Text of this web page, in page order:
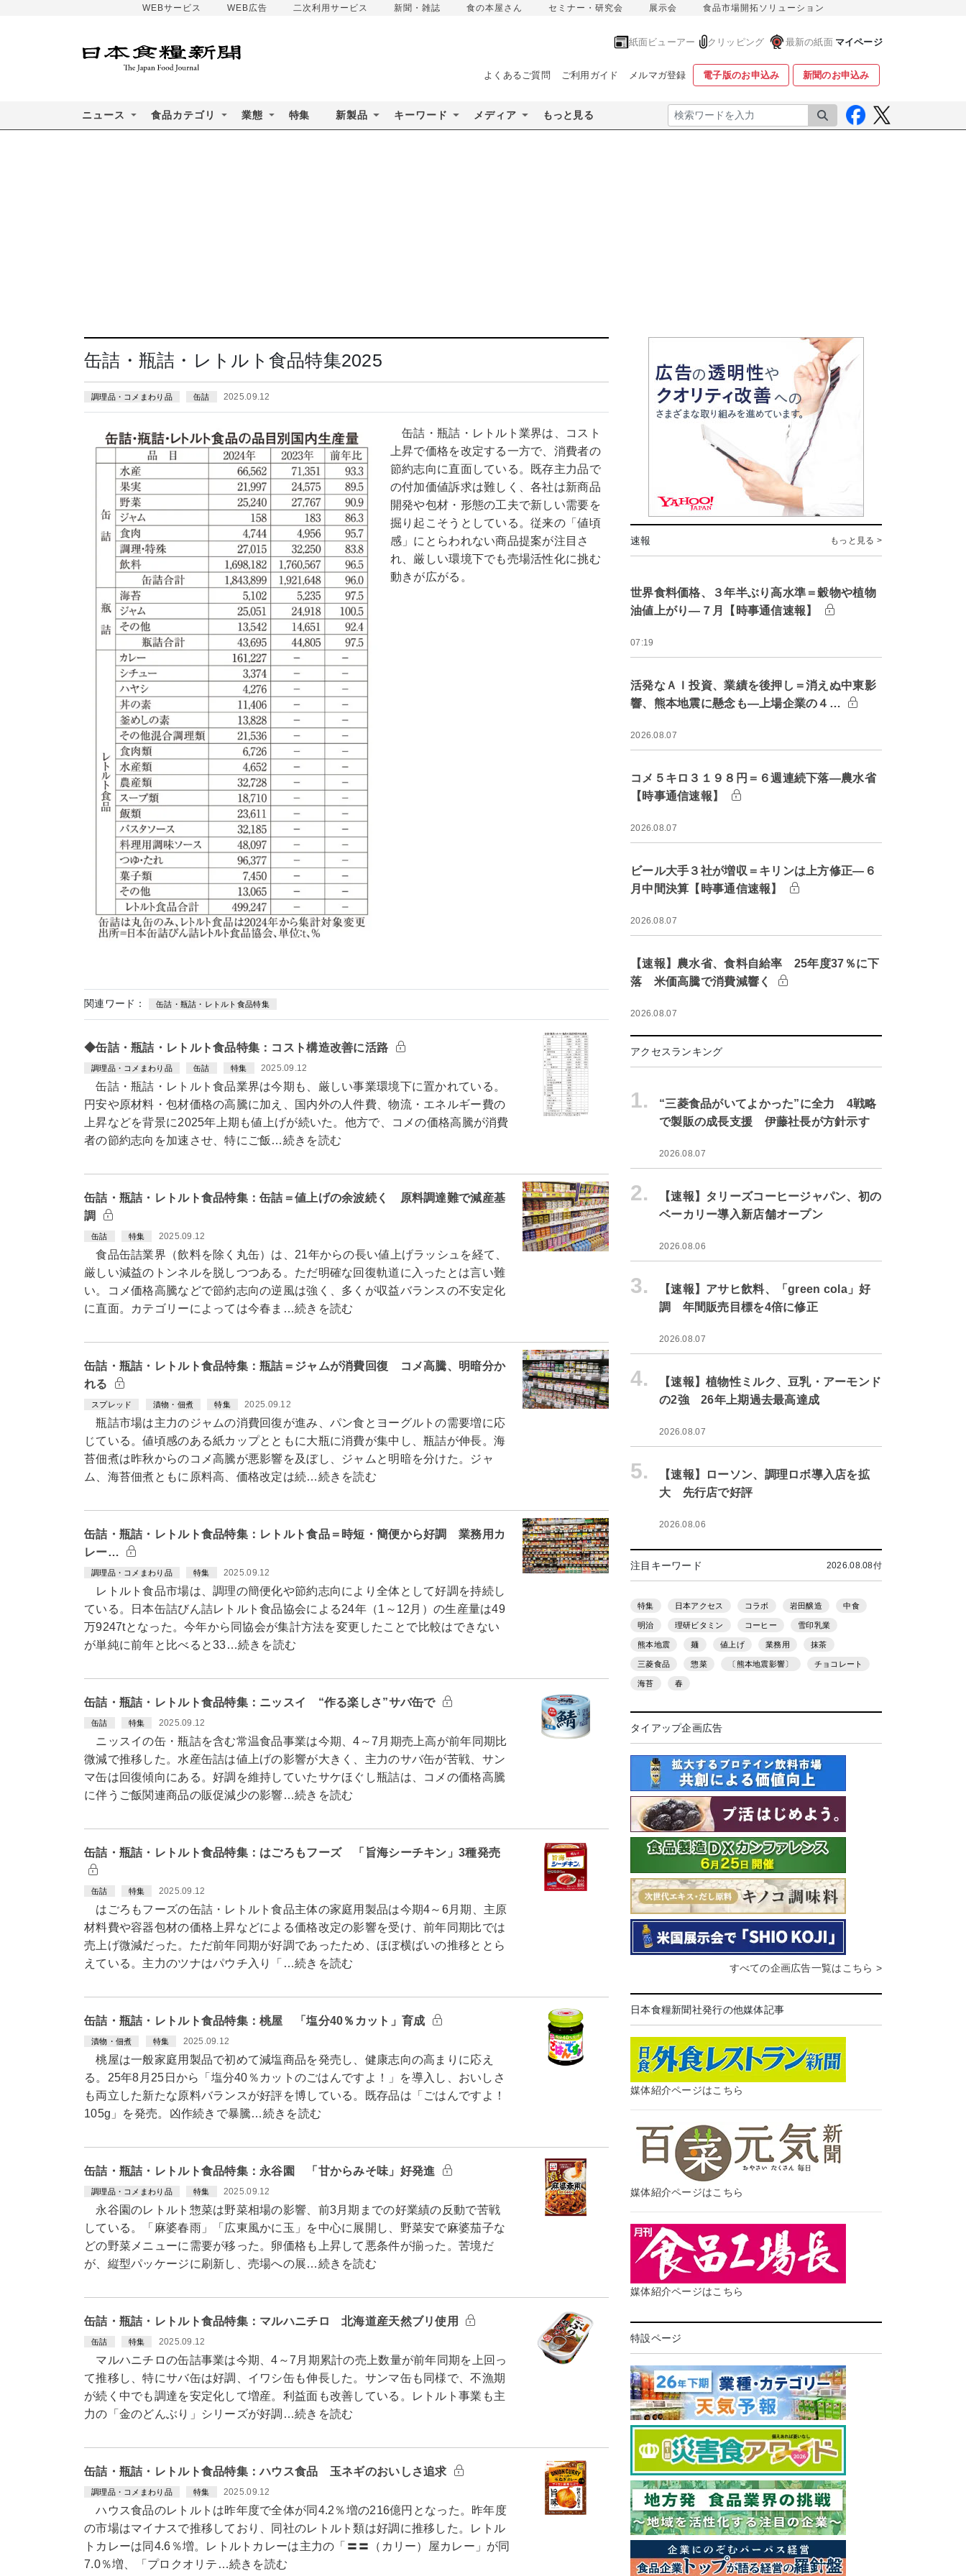
WEBサービス WEB広告 二次利用サービス 新聞・雑誌 食の本屋さん セミナー・研究会 展示会 食品市場開拓ソリューション
紙面ビューアー クリッピング 最新の紙面 マイページ
よくあるご質問 ご利用ガイド メルマガ登録 電子版のお申込み 新聞のお申込み
ニュース 食品カテゴリ 業態 特集 新製品 キーワード メディア もっと見る 検索
缶詰・瓶詰・レトルト食品特集2025
調理品・コメまわり品 缶詰 2025.09.12
缶詰・瓶詰・レトルト業界は、コスト
上昇で価格を改定する一方で、消費者の
節約志向に直面している。既存主力品で
の付加価値訴求は難しく、各社は新商品
開発や包材・形態の工夫で新しい需要を
掘り起こそうとしている。従来の「値頃
感」にとらわれない商品提案が注目さ
れ、厳しい環境下でも売場活性化に挑む
動きが広がる。
関連ワード： 缶詰・瓶詰・レトルト食品特集
◆缶詰・瓶詰・レトルト食品特集：コスト構造改善に活路
調理品・コメまわり品 缶詰 特集 2025.09.12
缶詰・瓶詰・レトルト食品業界は今期も、厳しい事業環境下に置かれている。
円安や原材料・包材価格の高騰に加え、国内外の人件費、物流・エネルギー費の
上昇などを背景に2025年上期も値上げが続いた。他方で、コメの価格高騰が消費
者の節約志向を加速させ、特にご飯…続きを読む
缶詰・瓶詰・レトルト食品特集：缶詰＝値上げの余波続く 原料調達難で減産基
調
缶詰 特集 2025.09.12
食品缶詰業界（飲料を除く丸缶）は、21年からの長い値上げラッシュを経て、
厳しい減益のトンネルを脱しつつある。ただ明確な回復軌道に入ったとは言い難
い。コメ価格高騰などで節約志向の逆風は強く、多くが収益バランスの不安定化
に直面。カテゴリーによっては今春ま…続きを読む
缶詰・瓶詰・レトルト食品特集：瓶詰＝ジャムが消費回復 コメ高騰、明暗分か
れる
スプレッド 漬物・佃煮 特集 2025.09.12
瓶詰市場は主力のジャムの消費回復が進み、パン食とヨーグルトの需要増に応
じている。値頃感のある紙カップとともに大瓶に消費が集中し、瓶詰が伸長。海
苔佃煮は昨秋からのコメ高騰が悪影響を及ぼし、ジャムと明暗を分けた。ジャ
ム、海苔佃煮ともに原料高、価格改定は続…続きを読む
缶詰・瓶詰・レトルト食品特集：レトルト食品＝時短・簡便から好調 業務用カ
レー…
調理品・コメまわり品 特集 2025.09.12
レトルト食品市場は、調理の簡便化や節約志向により全体として好調を持続し
ている。日本缶詰びん詰レトルト食品協会による24年（1～12月）の生産量は49
万9247tとなった。今年から同協会が集計方法を変更したことで比較はできない
が単純に前年と比べると33…続きを読む
缶詰・瓶詰・レトルト食品特集：ニッスイ “作る楽しさ”サバ缶で
缶詰 特集 2025.09.12
ニッスイの缶・瓶詰を含む常温食品事業は今期、4～7月期売上高が前年同期比
微減で推移した。水産缶詰は値上げの影響が大きく、主力のサバ缶が苦戦、サン
マ缶は回復傾向にある。好調を維持していたサケほぐし瓶詰は、コメの価格高騰
に伴うご飯関連商品の販促減少の影響…続きを読む
缶詰・瓶詰・レトルト食品特集：はごろもフーズ 「旨海シーチキン」3種発売
缶詰 特集 2025.09.12
はごろもフーズの缶詰・レトルト食品主体の家庭用製品は今期4～6月期、主原
材料費や容器包材の価格上昇などによる価格改定の影響を受け、前年同期比では
売上げ微減だった。ただ前年同期が好調であったため、ほぼ横ばいの推移ととら
えている。主力のツナはパウチ入り「…続きを読む
缶詰・瓶詰・レトルト食品特集：桃屋 「塩分40％カット」育成
漬物・佃煮 特集 2025.09.12
桃屋は一般家庭用製品で初めて減塩商品を発売し、健康志向の高まりに応え
る。25年8月25日から「塩分40％カットのごはんですよ！」を導入し、おいしさ
も両立した新たな原料バランスが好評を博している。既存品は「ごはんですよ！
105g」を発売。凶作続きで暴騰…続きを読む
缶詰・瓶詰・レトルト食品特集：永谷園 「甘からみそ味」好発進
調理品・コメまわり品 特集 2025.09.12
永谷園のレトルト惣菜は野菜相場の影響、前3月期までの好業績の反動で苦戦
している。「麻婆春雨」「広東風かに玉」を中心に展開し、野菜安で麻婆茄子な
どの野菜メニューに需要が移った。卵価格も上昇して悪条件が揃った。苦境だ
が、縦型パッケージに刷新し、売場への展…続きを読む
缶詰・瓶詰・レトルト食品特集：マルハニチロ 北海道産天然ブリ使用
缶詰 特集 2025.09.12
マルハニチロの缶詰事業は今期、4～7月期累計の売上数量が前年同期を上回っ
て推移し、特にサバ缶は好調、イワシ缶も伸長した。サンマ缶も同様で、不漁期
が続く中でも調達を安定化して増産。利益面も改善している。レトルト事業も主
力の「金のどんぶり」シリーズが好調…続きを読む
缶詰・瓶詰・レトルト食品特集：ハウス食品 玉ネギのおいしさ追求
調理品・コメまわり品 特集 2025.09.12
ハウス食品のレトルトは昨年度で全体が同4.2％増の216億円となった。昨年度
の市場はマイナスで推移しており、同社のレトルト類は好調に推移した。レトル
トカレーは同4.6％増。レトルトカレーは主力の「〓〓（カリー）屋カレー」が同
7.0％増、「プロクオリテ…続きを読む
速報 もっと見る >
世界食料価格、３年半ぶり高水準＝穀物や植物
油値上がり―７月【時事通信速報】
07:19
活発なＡＩ投資、業績を後押し＝消えぬ中東影
響、熊本地震に懸念も―上場企業の４…
2026.08.07
コメ５キロ３１９８円＝６週連続下落―農水省
【時事通信速報】
2026.08.07
ビール大手３社が増収＝キリンは上方修正―６
月中間決算【時事通信速報】
2026.08.07
【速報】農水省、食料自給率 25年度37％に下
落 米価高騰で消費減響く
2026.08.07
アクセスランキング
1.
“三菱食品がいてよかった”に全力 4戦略
で製販の成長支援 伊藤社長が方針示す
2026.08.07
2.
【速報】タリーズコーヒージャパン、初の
ベーカリー導入新店舗オープン
2026.08.06
3.
【速報】アサヒ飲料、「green cola」好
調 年間販売目標を4倍に修正
2026.08.07
4.
【速報】植物性ミルク、豆乳・アーモンド
の2強 26年上期過去最高達成
2026.08.07
5.
【速報】ローソン、調理ロボ導入店を拡
大 先行店で好評
2026.08.06
注目キーワード 2026.08.08付
特集 日本アクセス コラボ 岩田醸造 中食
明治 理研ビタミン コーヒー 雪印乳業
熊本地震 麺 値上げ 業務用 抹茶
三菱食品 惣菜 〔熊本地震影響〕 チョコレート
海苔 春
タイアップ企画広告
すべての企画広告一覧はこちら >
日本食糧新聞社発行の他媒体記事
媒体紹介ページはこちら
媒体紹介ページはこちら
媒体紹介ページはこちら
特設ページ